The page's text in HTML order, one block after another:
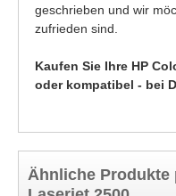
geschrieben und wir
zufrieden sind.
Kaufen Sie Ihre HP
oder kompatibel - bei
Ähnliche Produkte